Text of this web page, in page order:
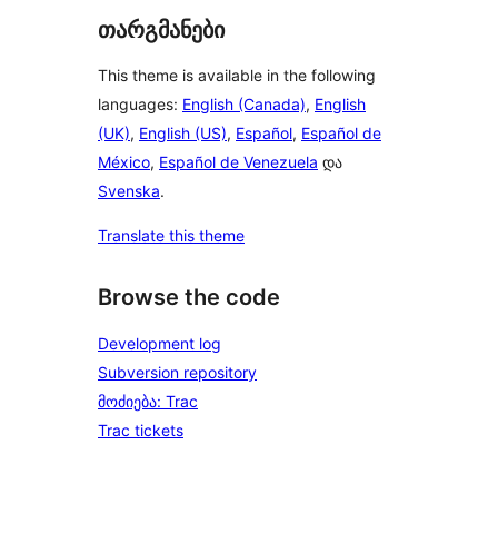
თარგმანები
This theme is available in the following
languages: English (Canada), English
(UK), English (US), Español, Español de
México, Español de Venezuela და
Svenska.
Translate this theme
Browse the code
Development log
Subversion repository
მოძიება: Trac
Trac tickets